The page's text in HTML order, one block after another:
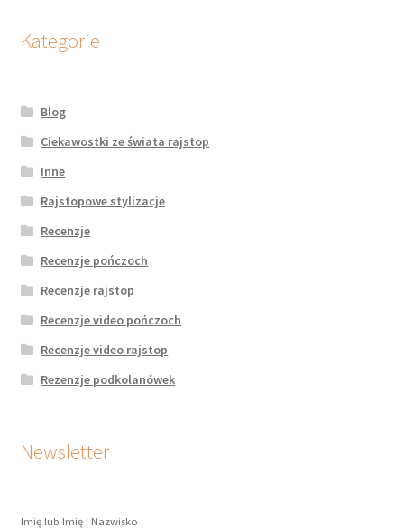
Kategorie
Blog
Ciekawostki ze świata rajstop
Inne
Rajstopowe stylizacje
Recenzje
Recenzje pończoch
Recenzje rajstop
Recenzje video pończoch
Recenzje video rajstop
Rezenzje podkolanówek
Newsletter
Imię lub Imię i Nazwisko